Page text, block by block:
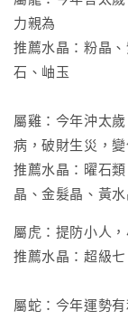
力親為
推薦水晶：粉晶
石、岫玉
屬雞：今年沖太
病，破財生災，
推薦水晶：曜石
晶、金髮晶、黃水
屬虎：提防小人
推薦水晶：超級
屬蛇：今年運勢